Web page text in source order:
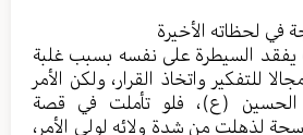
لحظاته الأخيرة
يفقد السيطرة على نفسه بسبب غلبة
للتفكير واتخاذ القرار، ولكن الأمر
(ع)، فلو تأملت في قصة
لذهلت من شدة ولائه لولي الأمر،